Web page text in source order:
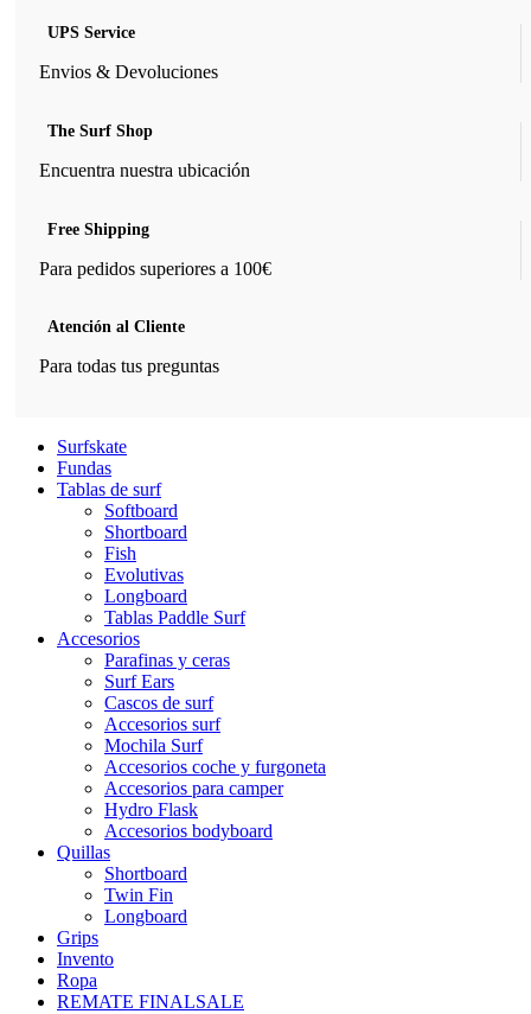
UPS Service
Envios & Devoluciones
The Surf Shop
Encuentra nuestra ubicación
Free Shipping
Para pedidos superiores a 100€
Atención al Cliente
Para todas tus preguntas
Surfskate
Fundas
Tablas de surf
Softboard
Shortboard
Fish
Evolutivas
Longboard
Tablas Paddle Surf
Accesorios
Parafinas y ceras
Surf Ears
Cascos de surf
Accesorios surf
Mochila Surf
Accesorios coche y furgoneta
Accesorios para camper
Hydro Flask
Accesorios bodyboard
Quillas
Shortboard
Twin Fin
Longboard
Grips
Invento
Ropa
REMATE FINALSALE